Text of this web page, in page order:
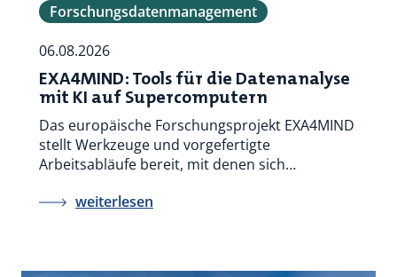
Forschungsdatenmanagement
06.08.2026
EXA4MIND: Tools für die Datenanalyse
mit KI auf Supercomputern
Das europäische Forschungsprojekt EXA4MIND
stellt Werkzeuge und vorgefertigte
Arbeitsabläufe bereit, mit denen sich…
weiterlesen